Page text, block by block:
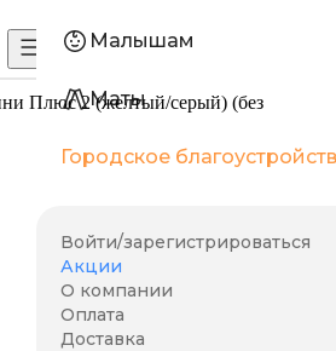
Малышам
Маты
Городское
Войти/зарегистрироваться
Акции
О компании
Оплата
Доставка
Плюс 2 (желтый/серый) (без